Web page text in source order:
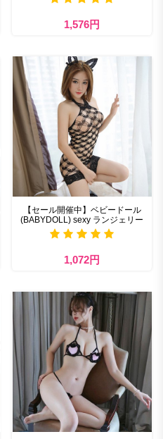
1,576円
【セール開催中】ベビードール
(BABYDOLL) sexy ランジェリー
1,072円